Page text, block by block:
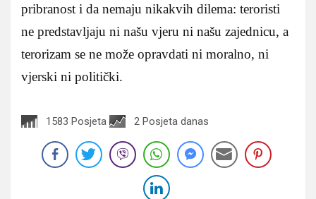
pribranost i da nemaju nikakvih dilema: teroristi
ne predstavljaju ni našu vjeru ni našu zajednicu, a
terorizam se ne može opravdati ni moralno, ni
vjerski ni politički.
1583 Posjeta 2 Posjeta danas